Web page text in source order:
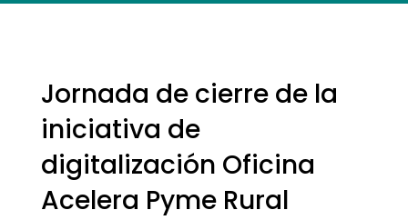
Jornada de cierre de la
iniciativa de
digitalización Oficina
Acelera Pyme Rural